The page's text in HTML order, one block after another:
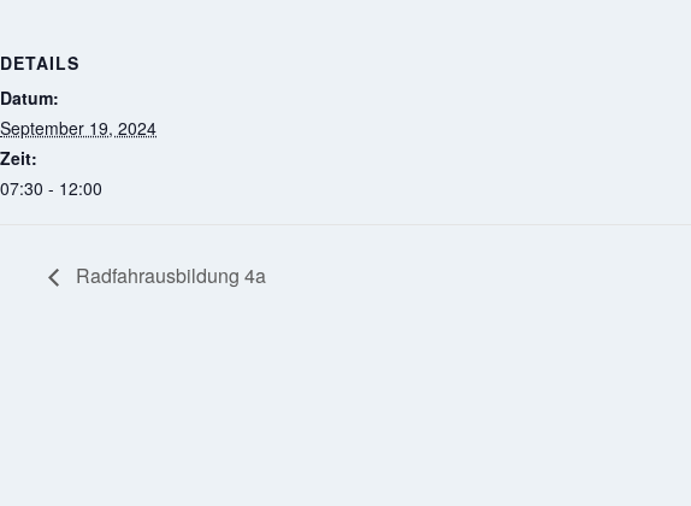
DETAILS
Datum:
September 19, 2024
Zeit:
07:30 - 12:00
Radfahrausbildung 4a